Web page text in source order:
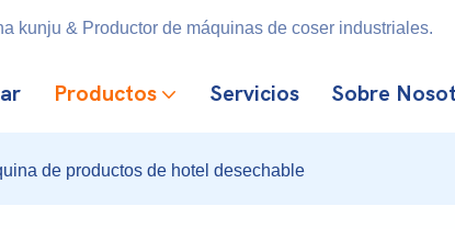
kunju & Productor de máquinas de coser industriales.
Productos Servicios Sobre
de productos de hotel desechable